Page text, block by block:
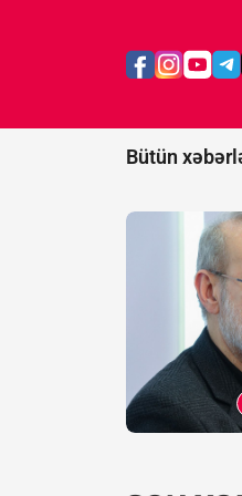
Bütün
barədə yeni
ələ keçirilib